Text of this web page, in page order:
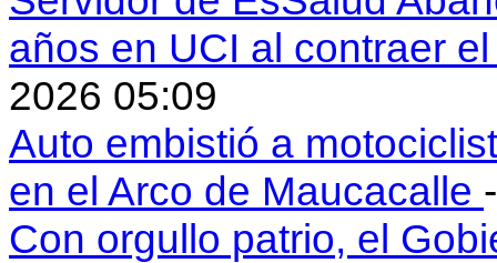
años en UCI al contraer
2026 05:09
Auto embistió a
en el Arco de Maucacalle
Con orgullo patrio, el